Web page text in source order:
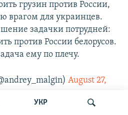
УКР
грузин против России,
врагом для украинцев.
задачки потрудней:
против России белорусов.
ему по плечу.
August 27,